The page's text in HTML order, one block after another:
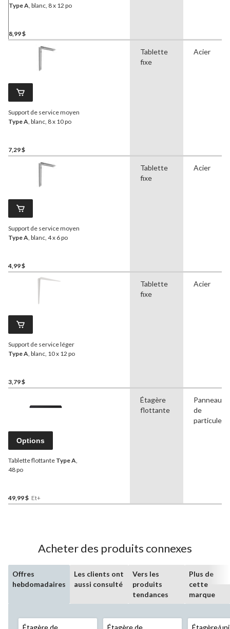
Type A, blanc, 8 x 12 po
8,99 $
Support de service moyen
Type A, blanc, 8 x 10 po
7,29 $
Tablette
fixe
Acier
Support de service moyen
Type A, blanc, 4 x 6 po
4,99 $
Tablette
fixe
Acier
Support de service léger
Type A, blanc, 10 x 12 po
3,79 $
Tablette
fixe
Acier
Options
Tablette flottante Type A,
48 po
49,99 $ Et+
Étagère
flottante
Panneau
de
particules
Acheter des produits connexes
Offres
hebdomadaires
Les clients ont
aussi consulté
Vers les
produits
tendances
Plus de
cette
marque